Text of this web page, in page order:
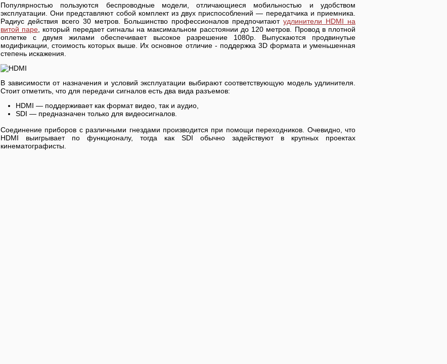
Популярностью пользуются беспроводные модели, отличающиеся мобильностью и удобством
эксплуатации. Они представляют собой комплект из двух приспособлений — передатчика и приемника.
Радиус действия всего 30 метров. Большинство профессионалов предпочитают удлинители HDMI на
витой паре , который передает сигналы на максимальном расстоянии до 120 метров. Провод в плотной
оплетке с двумя жилами обеспечивает высокое разрешение 1080p. Выпускаются продвинутые
модификации, стоимость которых выше. Их основное отличие - поддержка 3D формата и уменьшенная
степень искажения.
В зависимости от назначения и условий эксплуатации выбирают соответствующую модель удлинителя.
Стоит отметить, что для передачи сигналов есть два вида разъемов:
HDMI — поддерживает как формат видео, так и аудио,
SDI — предназначен только для видеосигналов.
Соединение приборов с различными гнездами производится при помощи переходников. Очевидно, что
HDMI выигрывает по функционалу, тогда как SDI обычно задействуют в крупных проектах
кинематографисты.